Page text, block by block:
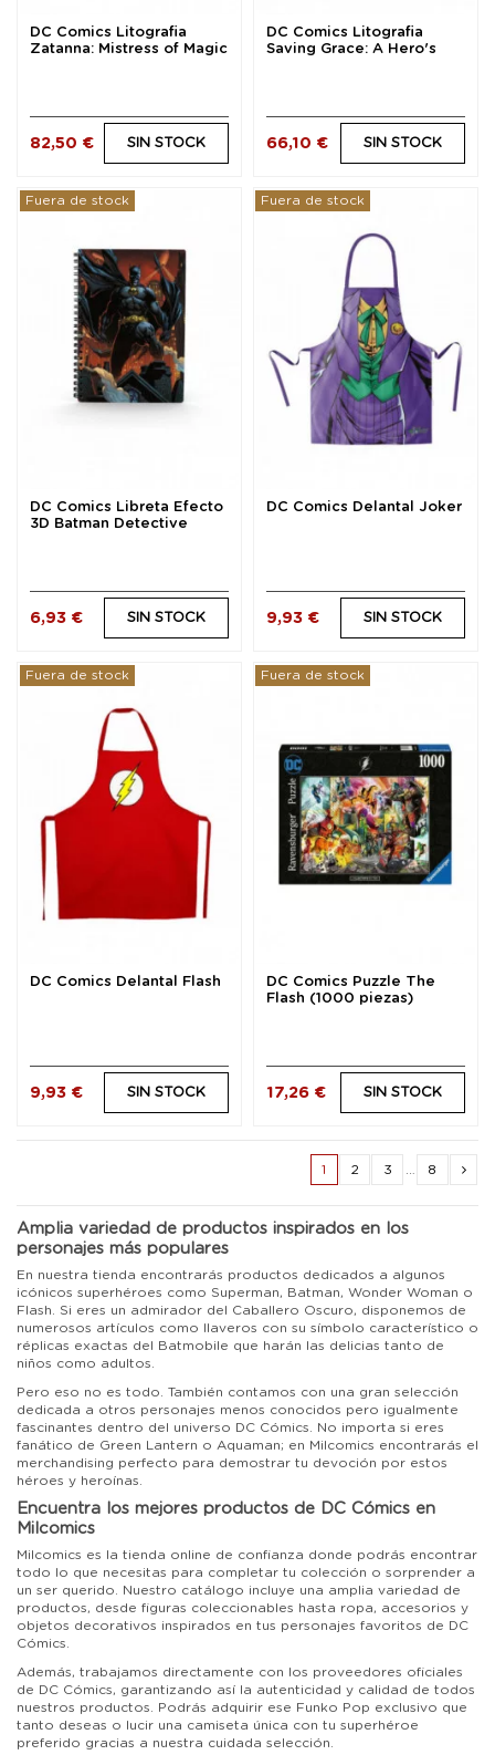
DC Comics Litografia
Zatanna: Mistress of Magic
82,50 € SIN STOCK
DC Comics Litografia
Saving Grace: A Hero's
66,10 € SIN STOCK
Fuera de stock
DC Comics Libreta Efecto
3D Batman Detective
6,93 € SIN STOCK
Fuera de stock
DC Comics Delantal Joker
9,93 € SIN STOCK
Fuera de stock
DC Comics Delantal Flash
9,93 € SIN STOCK
Fuera de stock
DC Comics Puzzle The
Flash (1000 piezas)
17,26 € SIN STOCK
1 2 3 8
Amplia variedad de productos inspirados en los
personajes más populares
En nuestra tienda encontrarás productos dedicados a algunos
icónicos superhéroes como Superman, Batman, Wonder Woman o
Flash. Si eres un admirador del Caballero Oscuro, disponemos de
numerosos artículos como llaveros con su símbolo característico o
réplicas exactas del Batmobile que harán las delicias tanto de
niños como adultos.
Pero eso no es todo. También contamos con una gran selección
dedicada a otros personajes menos conocidos pero igualmente
fascinantes dentro del universo DC Cómics. No importa si eres
fanático de Green Lantern o Aquaman; en Milcomics encontrarás el
merchandising perfecto para demostrar tu devoción por estos
héroes y heroínas.
Encuentra los mejores productos de DC Cómics en
Milcomics
Milcomics es la tienda online de confianza donde podrás encontrar
todo lo que necesitas para completar tu colección o sorprender a
un ser querido. Nuestro catálogo incluye una amplia variedad de
productos, desde figuras coleccionables hasta ropa, accesorios y
objetos decorativos inspirados en tus personajes favoritos de DC
Cómics.
Además, trabajamos directamente con los proveedores oficiales
de DC Cómics, garantizando así la autenticidad y calidad de todos
nuestros productos. Podrás adquirir ese Funko Pop exclusivo que
tanto deseas o lucir una camiseta única con tu superhéroe
preferido gracias a nuestra cuidada selección.